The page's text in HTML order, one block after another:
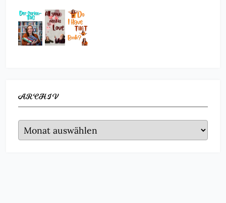
ARCHIV
Archiv